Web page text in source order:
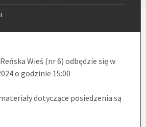
Wieś (nr 6) odbędzie się w
o godzinie 15:00
dotyczące posiedzenia są